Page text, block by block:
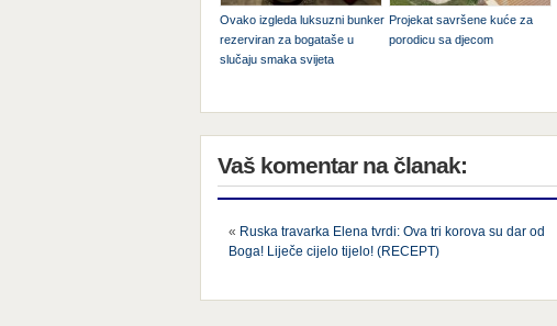
Ovako izgleda luksuzni bunker
rezerviran za bogataše u
slučaju smaka svijeta
Projekat savršene kuće za
porodicu sa djecom
Vaš komentar na članak:
« Ruska travarka Elena tvrdi: Ova tri korova su dar od
Boga! Liječe cijelo tijelo! (RECEPT)